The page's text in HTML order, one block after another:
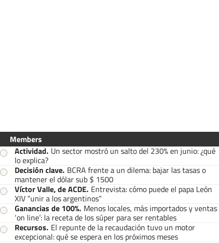
Members
Actividad. Un sector mostró un salto del 230% en junio: ¿qué
lo explica?
Decisión clave. BCRA frente a un dilema: bajar las tasas o
mantener el dólar sub $ 1500
Víctor Valle, de ACDE. Entrevista: cómo puede el papa León
XIV “unir a los argentinos”
Ganancias de 100%. Menos locales, más importados y ventas
‘on line’: la receta de los súper para ser rentables
Recursos. El repunte de la recaudación tuvo un motor
excepcional: qué se espera en los próximos meses